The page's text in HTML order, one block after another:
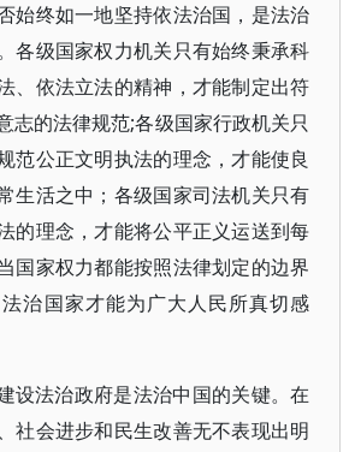
始终如一地坚持依法治国，是法治
各级国家权力机关只有始终秉承科
、依法立法的精神，才能制定出符
志的法律规范;各级国家行政机关只
范公正文明执法的理念，才能使良
生活之中；各级国家司法机关只有
的理念，才能将公平正义运送到每
国家权力都能按照法律划定的边界
治国家才能为广大人民所真切感
设法治政府是法治中国的关键。在
社会进步和民生改善无不表现出明